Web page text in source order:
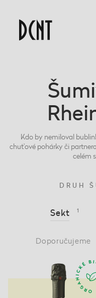
Kdo by nemiloval
chuťové pohárky či
celém
DRUH
Sekt 1
Doporučujeme